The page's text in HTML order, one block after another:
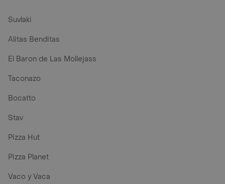
Suvlaki
Alitas Benditas
El Baron de Las Mollejass
Taconazo
Bocatto
Stav
Pizza Hut
Pizza Planet
Vaco y Vaca